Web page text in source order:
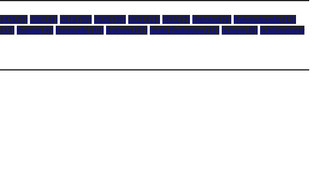
1976 (5) 2005 (4) 2019 (59) 2020 (39) 2021 (21) 2022 (7) Bahnhof(4) Bahnhofstraße (15)
(37) Postamt (6) Poststraße (10) Rathaus I (7) Sankt Pankratius (11) Scheele (6) Schillerslager